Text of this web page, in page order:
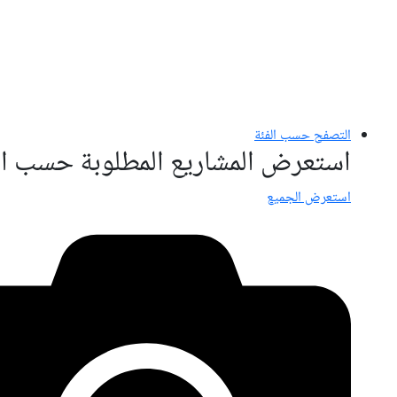
التصفح حسب الفئة
استعرض المشاريع المطلوبة حسب
استعرض الجميع